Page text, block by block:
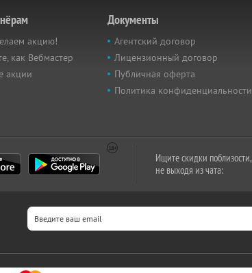
акцию!
как Вебмастер
акции
Документы
Агентский договор
Лицензионный договор
Публичная оферта
Политика конфиденциальности
Ищите скидки поблизости,
не выходя из чата: